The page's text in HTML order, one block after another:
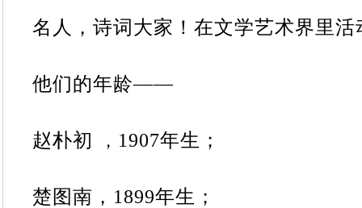
名人，诗词大家！在文学艺术界里
他们的年龄——
赵朴初 ， 1907年生；
楚图南， 1899年生；